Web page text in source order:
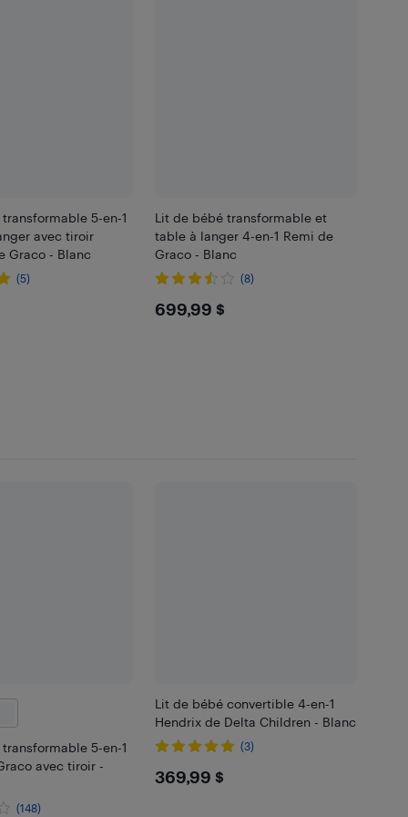
5-en-1
avec tiroir
Graco - Blanc
(5)
Lit de bébé transformable et
table à langer 4-en-1 Remi de
Graco - Blanc
(8)
$699.99
699,99 $
5-en-1
avec tiroir -
(148)
Lit de bébé convertible 4-en-1
Hendrix de Delta Children - Blanc
(3)
$369.99
369,99 $